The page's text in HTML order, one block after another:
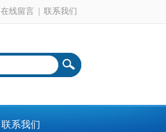
在线留言 联系我们
联系我们